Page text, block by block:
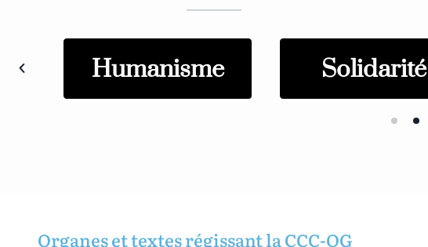
Humanisme Solidarité
Organes et textes régissant la CCC-OG